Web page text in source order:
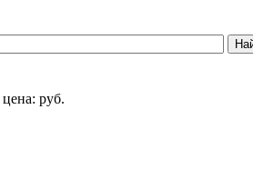
цена: руб.